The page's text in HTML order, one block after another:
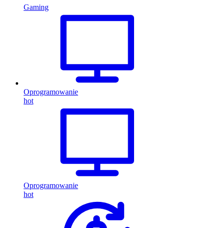
Gaming
Oprogramowanie
hot
Oprogramowanie
hot